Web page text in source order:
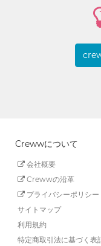
Crewwについて
会社概要
Crewwの沿革
プライバシーポリシー
サイトマップ
利用規約
特定商取引法に基づく表